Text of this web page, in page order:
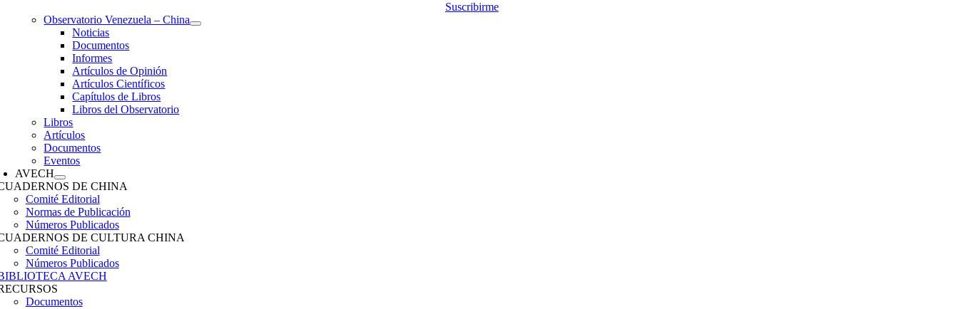
Suscribirme
Observatorio Venezuela – China
Noticias
Documentos
Informes
Artículos de Opinión
Artículos Científicos
Capítulos de Libros
Libros del Observatorio
Libros
Artículos
Documentos
Eventos
AVECH
DE CHINA
Comité Editorial
Normas de Publicación
Números Publicados
DE CULTURA CHINA
Comité Editorial
Números Publicados
AVECH
Documentos